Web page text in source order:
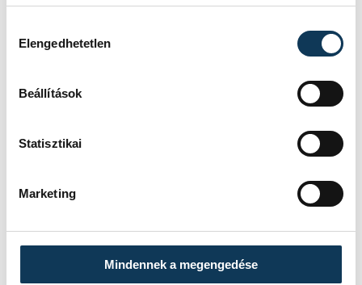
Elengedhetetlen
Beállítások
Statisztikai
Marketing
Mindennek a megengedése
februárban Győrben és Pannonhalmán
indították útnak, majd
Mosonmagyaróvárra, és Kapuvárra vitték a
szervezők a látványos installációt, ami
www.hybridcycle.hu/circularlivingconcept
fenntarthatóság